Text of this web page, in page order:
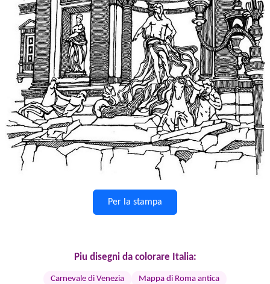
Per la stampa
Piu disegni da colorare Italia:
Carnevale di Venezia
Mappa di Roma antica